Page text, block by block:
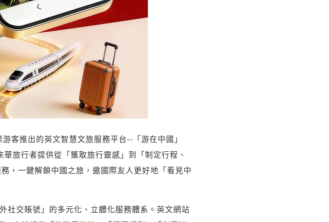
《旭時報》
政經脈動
球科技革命
到的驗證碼
內有效)
證
客推出的英文智慧文旅服務平台-- 「游在中國 」
華旅行者提供從 「獲取旅行靈感 」 到 「制定行程、
，一鍵解鎖中國之旅，邀國際友人更好地 「看見中
社交賬號 」 的多元化、立體化服務體系。英文網站